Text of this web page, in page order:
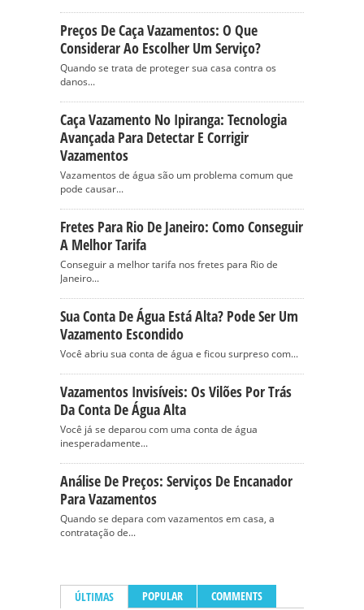
Preços De Caça Vazamentos: O Que
Considerar Ao Escolher Um Serviço?
Quando se trata de proteger sua casa contra os
danos...
Caça Vazamento No Ipiranga: Tecnologia
Avançada Para Detectar E Corrigir
Vazamentos
Vazamentos de água são um problema comum que
pode causar...
Fretes Para Rio De Janeiro: Como Conseguir
A Melhor Tarifa
Conseguir a melhor tarifa nos fretes para Rio de
Janeiro...
Sua Conta De Água Está Alta? Pode Ser Um
Vazamento Escondido
Você abriu sua conta de água e ficou surpreso com...
Vazamentos Invisíveis: Os Vilões Por Trás
Da Conta De Água Alta
Você já se deparou com uma conta de água
inesperadamente...
Análise De Preços: Serviços De Encanador
Para Vazamentos
Quando se depara com vazamentos em casa, a
contratação de...
ÚLTIMAS POPULAR COMMENTS